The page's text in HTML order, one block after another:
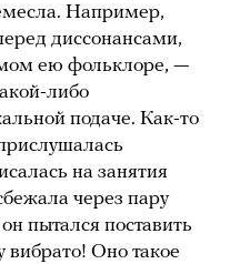
Например,
диссонансами,
ею фольклоре, —
либо
подаче. Как-то
на занятия
через пару
пытался поставить
Оно такое